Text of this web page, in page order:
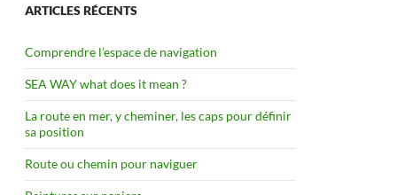
ARTICLES RÉCENTS
Comprendre l’espace de navigation
SEA WAY what does it mean ?
La route en mer, y cheminer, les caps pour définir
sa position
Route ou chemin pour naviguer